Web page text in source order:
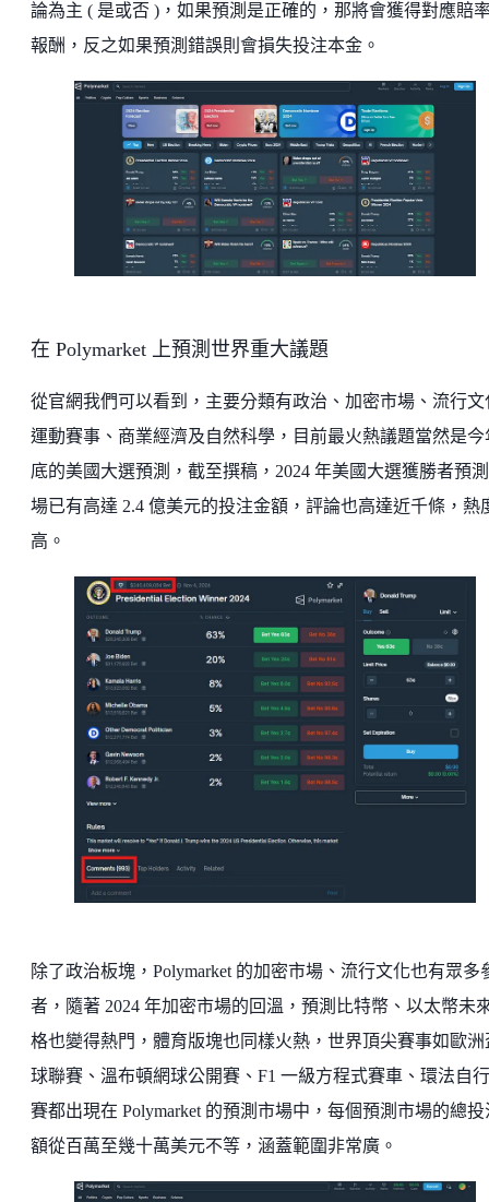
論為主 ( 是或否 )，如果預測是正確的，那將會獲得對應賠
報酬，反之如果預測錯誤則會損失投注本金。
在 Polymarket 上預測世界重大議題
從官網我們可以看到，主要分類有政治、加密市場、流行文
運動賽事、商業經濟及自然科學，目前最火熱議題當然是今
底的美國大選預測，截至撰稿，2024 年美國大選獲勝者預
場已有高達 2.4 億美元的投注金額，評論也高達近千條，熱
高。
除了政治板塊，Polymarket 的加密市場、流行文化也有眾多
者，隨著 2024 年加密市場的回溫，預測比特幣、以太幣未
格也變得熱門，體育版塊也同樣火熱，世界頂尖賽事如歐洲
球聯賽、溫布頓網球公開賽、F1 一級方程式賽車、環法自
賽都出現在 Polymarket 的預測市場中，每個預測市場的總投
額從百萬至幾十萬美元不等，涵蓋範圍非常廣。